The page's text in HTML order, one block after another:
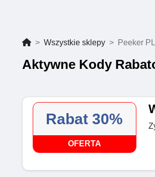
Wszystkie sklepy Peeker PL
Aktywne Kody
Rabat 30%
OFERTA